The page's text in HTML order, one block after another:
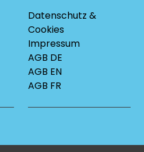
Datenschutz &
Cookies
Impressum
AGB DE
AGB EN
AGB FR